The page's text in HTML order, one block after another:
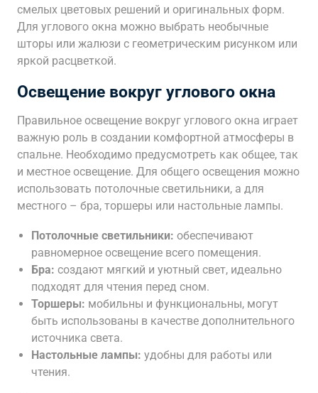
смелых цветовых решений и оригинальных форм.
Для углового окна можно выбрать необычные
шторы или жалюзи с геометрическим рисунком или
яркой расцветкой.
Освещение вокруг углового окна
Правильное освещение вокруг углового окна играет
важную роль в создании комфортной атмосферы в
спальне. Необходимо предусмотреть как общее, так
и местное освещение. Для общего освещения можно
использовать потолочные светильники, а для
местного – бра, торшеры или настольные лампы.
Потолочные светильники: обеспечивают
равномерное освещение всего помещения.
Бра: создают мягкий и уютный свет, идеально
подходят для чтения перед сном.
Торшеры: мобильны и функциональны, могут
быть использованы в качестве дополнительного
источника света.
Настольные лампы: удобны для работы или
чтения.